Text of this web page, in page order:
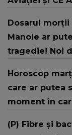
săracul băiat!
Dosarul
Manole ar
tragedie! Noi
Horoscop
care ar putea
moment în
(P) Fibre și